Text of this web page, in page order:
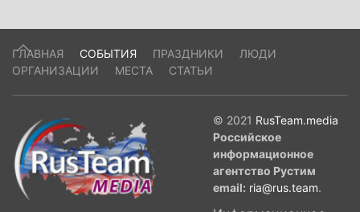
ГЛАВНАЯ СОБЫТИЯ ПРАЗДНИКИ
ЛЮДИ
ОРГАНИЗАЦИИ
МЕСТА СТАТЬИ
© 2021 RusTeam.media
Российское
информационное
агентство Рустим
email: ria@rus.team.